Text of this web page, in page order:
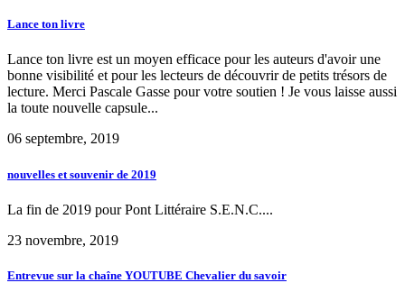
Lance ton livre
Lance ton livre est un moyen efficace pour les auteurs d'avoir une
bonne visibilité et pour les lecteurs de découvrir de petits trésors de
lecture. Merci Pascale Gasse pour votre soutien ! Je vous laisse aussi
la toute nouvelle capsule...
06 septembre, 2019
nouvelles et souvenir de 2019
La fin de 2019 pour Pont Littéraire S.E.N.C....
23 novembre, 2019
Entrevue sur la chaîne YOUTUBE Chevalier du savoir